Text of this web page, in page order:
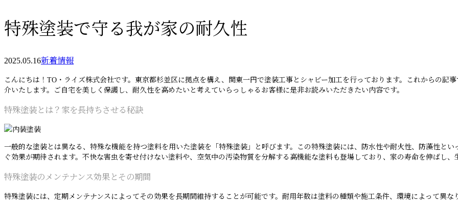
特殊塗装で守る我が家の耐久性
2025.05.16新着情報
こんにちは！TO・ライズ株式会社です。東京都杉並区に拠点を構え、関東一円で塗装工事とシャビー加工を行っております。これからの記
介いたします。ご自宅を美しく保護し、耐久性を高めたいと考えていらっしゃるお客様に是非お読みいただきたい内容です。
特殊塗装とは？家を長持ちさせる秘訣
一般的な塗装とは異なる、特殊な機能を持つ塗料を用いた塗装を「特殊塗装」と呼びます。この特殊塗装には、防水性や耐火性、防藻性と
ぐ効果が期待されます。不快な害虫を寄せ付けない塗料や、空気中の汚染物質を分解する高機能な塗料も登場しており、家の寿命を伸ばし、
特殊塗装のメンテナンス効果とその期間
特殊塗装には、定期メンテナンスによってその効果を長期間維持することが可能です。耐用年数は塗料の種類や施工条件、環境によって異